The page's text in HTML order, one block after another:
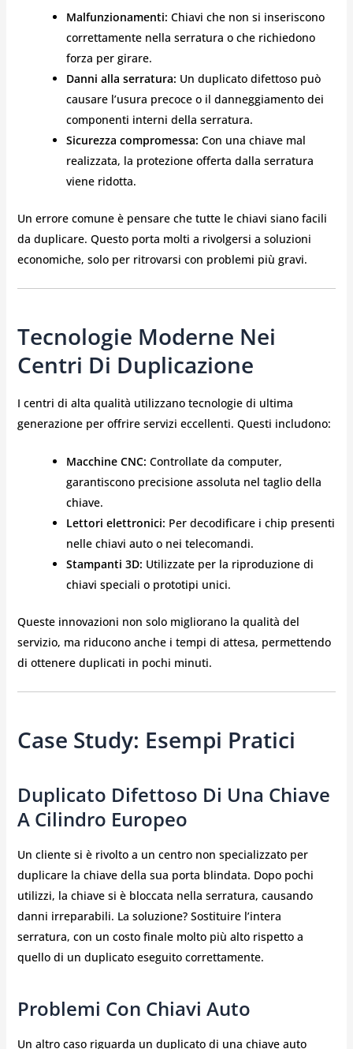
Malfunzionamenti: Chiavi che non si inseriscono
correttamente nella serratura o che richiedono
forza per girare.
Danni alla serratura: Un duplicato difettoso può
causare l’usura precoce o il danneggiamento dei
componenti interni della serratura.
Sicurezza compromessa: Con una chiave mal
realizzata, la protezione offerta dalla serratura
viene ridotta.
Un errore comune è pensare che tutte le chiavi siano facili
da duplicare. Questo porta molti a rivolgersi a soluzioni
economiche, solo per ritrovarsi con problemi più gravi.
Tecnologie Moderne Nei
Centri Di Duplicazione
I centri di alta qualità utilizzano tecnologie di ultima
generazione per offrire servizi eccellenti. Questi includono:
Macchine CNC: Controllate da computer,
garantiscono precisione assoluta nel taglio della
chiave.
Lettori elettronici: Per decodificare i chip presenti
nelle chiavi auto o nei telecomandi.
Stampanti 3D: Utilizzate per la riproduzione di
chiavi speciali o prototipi unici.
Queste innovazioni non solo migliorano la qualità del
servizio, ma riducono anche i tempi di attesa, permettendo
di ottenere duplicati in pochi minuti.
Case Study: Esempi Pratici
Duplicato Difettoso Di Una Chiave
A Cilindro Europeo
Un cliente si è rivolto a un centro non specializzato per
duplicare la chiave della sua porta blindata. Dopo pochi
utilizzi, la chiave si è bloccata nella serratura, causando
danni irreparabili. La soluzione? Sostituire l’intera
serratura, con un costo finale molto più alto rispetto a
quello di un duplicato eseguito correttamente.
Problemi Con Chiavi Auto
Un altro caso riguarda un duplicato di una chiave auto